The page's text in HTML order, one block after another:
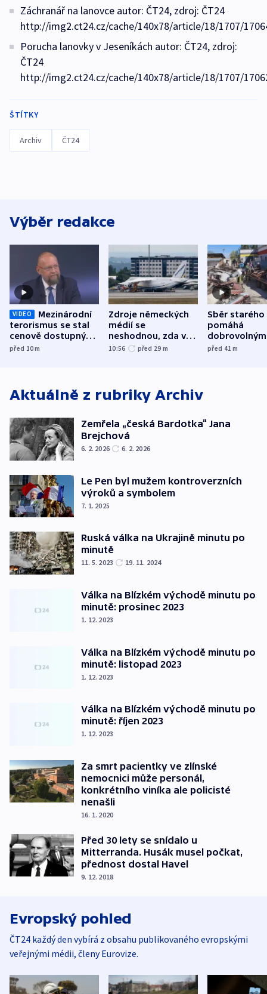
Záchranář na lanovce autor: ČT24, zdroj: ČT24
http://img2.ct24.cz/cache/140x78/article/18/1707/
Porucha lanovky v Jeseníkách autor: ČT24, zdroj:
ČT24
http://img2.ct24.cz/cache/140x78/article/18/1707/
ŠTÍTKY
Archiv ČT24
Výběr redakce
VIDEO
Mezinárodní
terorismus se stal
cenově dostupným,
varuje Bartošek
před 10m
Zdroje německých
médií se
neshodnou, zda v
letadle ohroženém
10:56 před 29 m
Sběr starého
pomáhá
dobrovolným
hasičům
před 41m
Aktuálně z rubriky Archiv
Zemřela „česká Bardotka“ Jana
Brejchová
6. 2. 2026 6. 2. 2026
Le Pen byl mužem kontroverzních
výroků a symbolem
7. 1. 2025
Ruská válka na Ukrajině minutu po
minutě
11. 5. 2023 19. 11. 2024
Válka na Blízkém východě minutu po
minutě: prosinec 2023
1. 12. 2023
Válka na Blízkém východě minutu po
minutě: listopad 2023
1. 12. 2023
Válka na Blízkém východě minutu po
minutě: říjen 2023
1. 12. 2023
Za smrt pacientky ve zlínské
nemocnici může personál,
konkrétního viníka ale policisté
nenašli
16. 1. 2020
Před 30 lety se snídalo u
Mitterranda. Husák musel počkat,
přednost dostal Havel
9. 12. 2018
Evropský pohled
ČT24 každý den vybírá z obsahu publikovaného evropskými
veřejnými médii, členy Eurovize.